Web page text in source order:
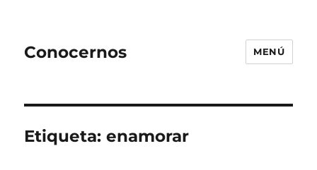
Conocernos MENÚ
Etiqueta:enamorar